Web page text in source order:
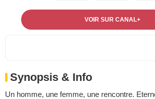
VOIR SUR CANAL+
Synopsis & Info
Un homme, une femme, une rencontre.